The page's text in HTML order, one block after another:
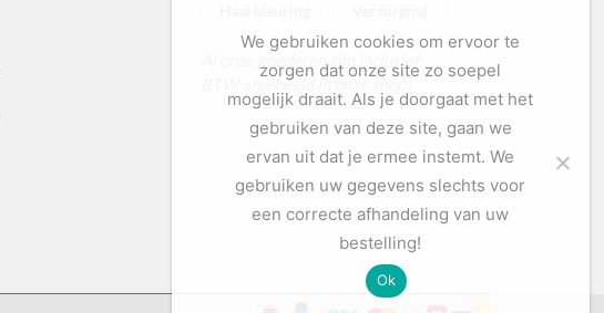
Al onze goederen zijn inclusief
BTW afgebeeld in onze shop!
We gebruiken cookies om ervoor te
zorgen dat onze site zo soepel
mogelijk draait. Als je doorgaat met het
gebruiken van deze site, gaan we
ervan uit dat je ermee instemt. We
gebruiken uw gegevens slechts voor
een correcte afhandeling van uw
bestelling!
Ok